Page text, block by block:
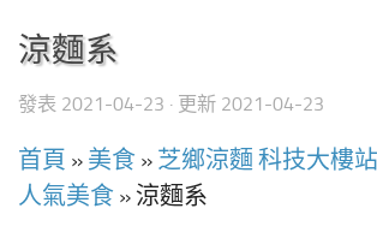
涼麵系
發表 2021-04-23 · 更新 2021-04-23
首頁 » 美食 » 芝鄉涼麵 科技大樓
人氣美食 » 涼麵系